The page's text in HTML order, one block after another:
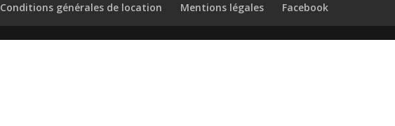
Conditions générales de location Mentions légales Facebook